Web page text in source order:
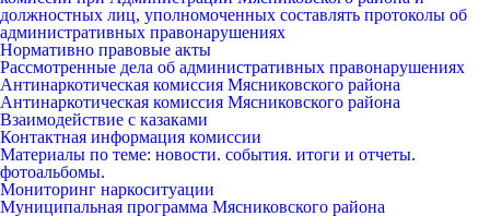
должностных лиц, уполномоченных составлять протоколы об
административных правонарушениях
Нормативно правовые акты
Рассмотренные дела об административных правонарушениях
Антинаркотическая комиссия Мясниковского района
Антинаркотическая комиссия Мясниковского района
Взаимодействие с казаками
Контактная информация комиссии
Материалы по теме: новости. события. итоги и отчеты.
фотоальбомы.
Мониторинг наркоситуации
Муниципальная программа Мясниковского района